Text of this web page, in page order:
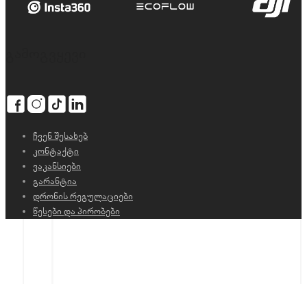
ჩვენ შესახებ
კონტაქტი
ვაკანსიები
გარანტია
დრონის რეგულაციები
წესები და პირობები